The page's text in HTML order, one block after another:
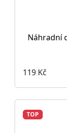
Náhradní
119 Kč
TOP